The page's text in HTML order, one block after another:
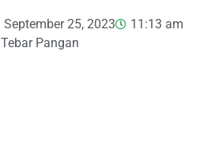
September 25, 2023
11:13 am
Tebar Pangan